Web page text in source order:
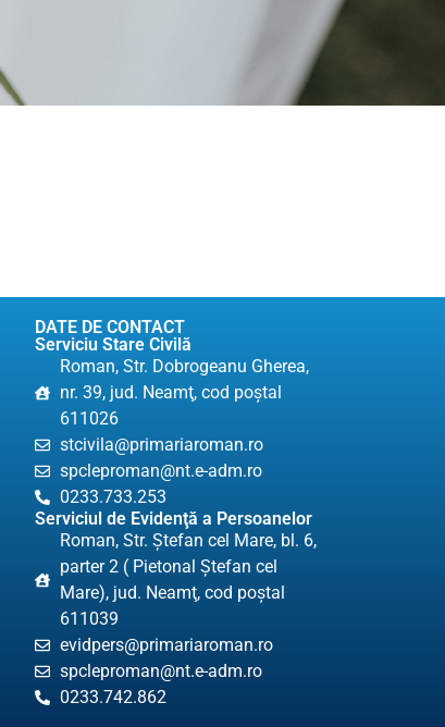
DATE DE CONTACT
Serviciu Stare Civilă
Roman, Str. Dobrogeanu Gherea,
nr. 39, jud. Neamţ, cod poştal
611026
stcivila@primariaroman.ro
spcleproman@nt.e-adm.ro
0233.733.253
Serviciul de Evidenţă a Persoanelor
Roman, Str. Ştefan cel Mare, bl. 6,
parter 2 ( Pietonal Ștefan cel
Mare), jud. Neamţ, cod poştal
611039
evidpers@primariaroman.ro
spcleproman@nt.e-adm.ro
0233.742.862